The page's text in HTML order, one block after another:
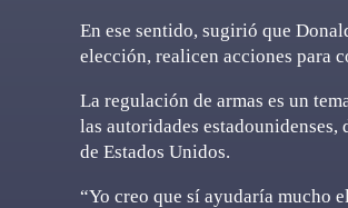
En ese sentido, sugirió que
elección, realicen acciones para
La regulación de armas es un
las autoridades
de Estados Unidos.
“Yo creo que sí ayudaría mucho